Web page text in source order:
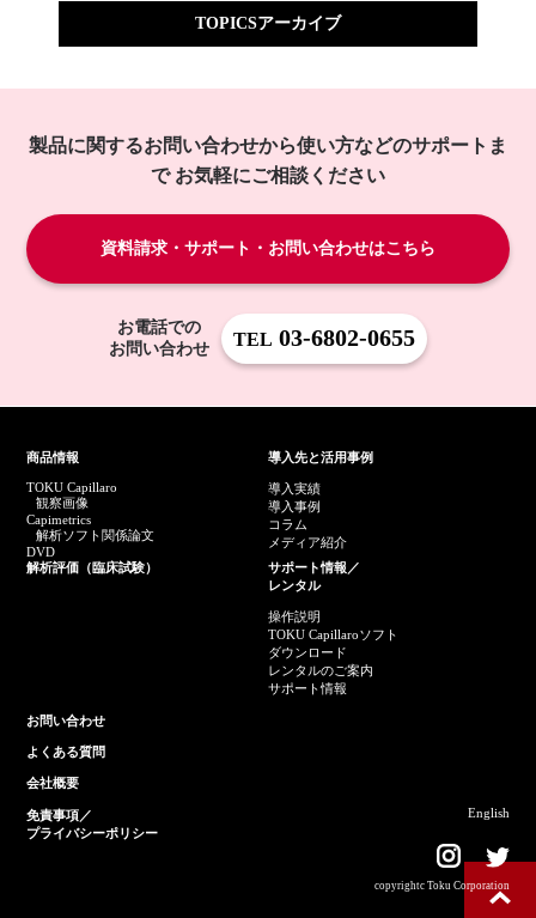
TOPICSアーカイブ
製品に関するお問い合わせから使い方などのサポートま
で お気軽にご相談ください
資料請求・サポート・お問い合わせはこちら
お電話での
お問い合わせ
TEL 03-6802-0655
商品情報
TOKU Capillaro
観察画像
Capimetrics
解析ソフト関係論文
DVD
導入先と活用事例
導入実績
導入事例
コラム
メディア紹介
解析評価（臨床試験）
サポート情報／
レンタル
操作説明
TOKU Capillaroソフト
ダウンロード
レンタルのご案内
サポート情報
お問い合わせ
よくある質問
会社概要
免責事項／
プライバシーポリシー
English
copyrightc Toku Corporation